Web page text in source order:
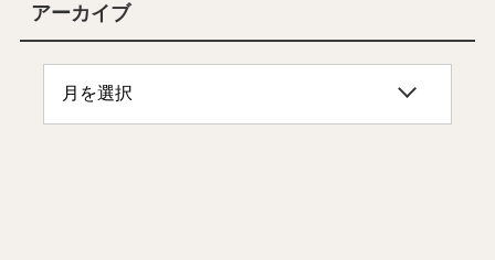
アーカイブ